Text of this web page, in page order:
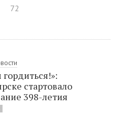
72
стартовало
398-летия